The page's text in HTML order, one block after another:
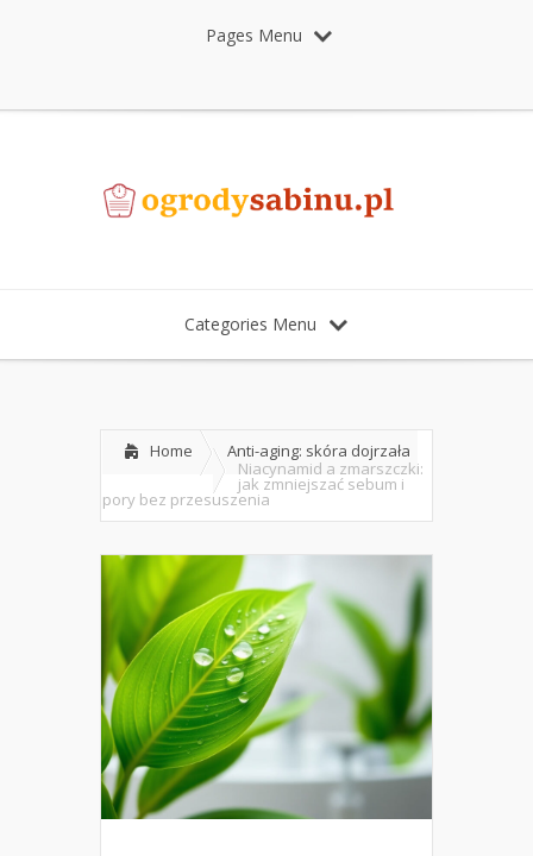
Pages Menu
Categories Menu
Home
Anti-aging: skóra dojrzała
Niacynamid a zmarszczki:
jak zmniejszać sebum i
pory bez przesuszenia